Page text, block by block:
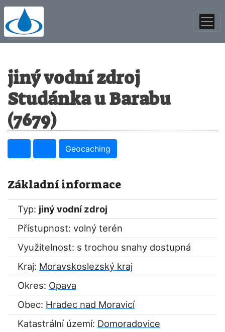
jiný vodní zdroj
Studánka u Barabu
(7679)
Geocaching
Základní informace
Typ: jiný vodní zdroj
Přístupnost: volný terén
Využitelnost: s trochou snahy dostupná
Kraj: Moravskoslezský kraj
Okres: Opava
Obec: Hradec nad Moravicí
Katastrální území: Domoradovice